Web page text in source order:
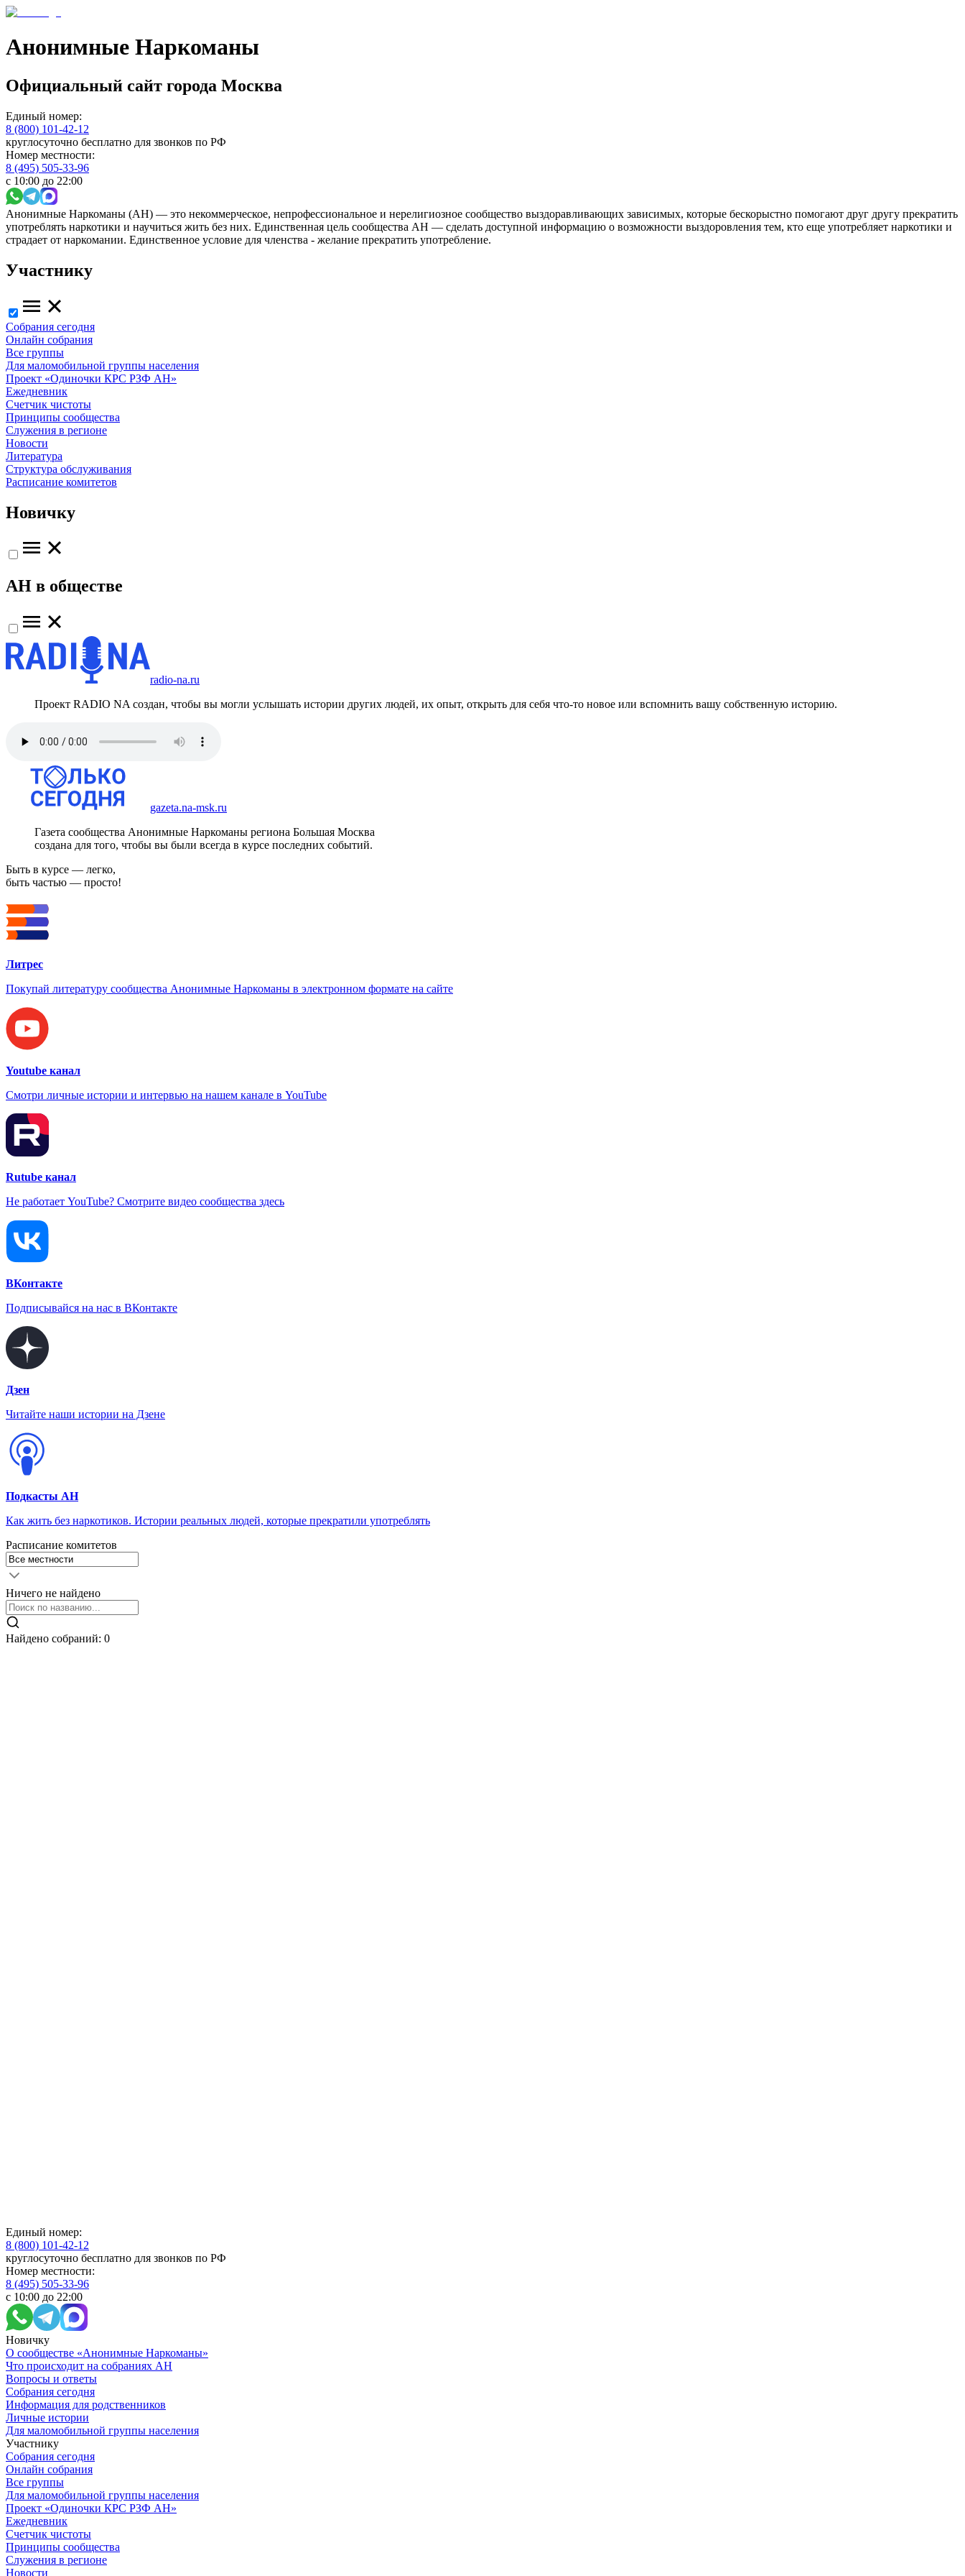
Анонимные Наркоманы
Официальный сайт города Москва
Единый номер:
8 (800) 101-42-12
круглосуточно бесплатно для звонков по РФ
Номер местности:
8 (495) 505-33-96
с 10:00 до 22:00
Анонимные Наркоманы (АН) — это некоммерческое, непрофессиональное и нерелигиозное сообщество выздоравливающих зависимых, которые бескорыстно помогают друг другу прекратить
употреблять наркотики и научиться жить без них. Единственная цель сообщества АН — сделать доступной информацию о возможности выздоровления тем, кто еще употребляет наркотики и
страдает от наркомании. Единственное условие для членства - желание прекратить употребление.
Участнику
Собрания сегодня
Онлайн собрания
Все группы
Для маломобильной группы населения
Проект «Одиночки КРС РЗФ АН»
Ежедневник
Счетчик чистоты
Принципы сообщества
Служения в регионе
Новости
Литература
Структура обслуживания
Расписание комитетов
Новичку
АН в обществе
radio-na.ru
Проект RADIO NA создан, чтобы вы могли услышать истории других людей, их опыт, открыть для себя что-то новое или вспомнить вашу собственную историю.
gazeta.na-msk.ru
Газета сообщества Анонимные Наркоманы региона Большая Москва
создана для того, чтобы вы были всегда в курсе последних событий.
Быть в курсе — легко,
быть частью — просто!
Литрес
Покупай литературу сообщества Анонимные Наркоманы в электронном формате на сайте
Youtube канал
Смотри личные истории и интервью на нашем канале в YouTube
Rutube канал
Не работает YouTube? Смотрите видео сообщества здесь
ВКонтакте
Подписывайся на нас в ВКонтакте
Дзен
Читайте наши истории на Дзене
Подкасты АН
Как жить без наркотиков. Истории реальных людей, которые прекратили употреблять
Расписание комитетов
Ничего не найдено
Найдено собраний: 0
Единый номер:
8 (800) 101-42-12
круглосуточно бесплатно для звонков по РФ
Номер местности:
8 (495) 505-33-96
с 10:00 до 22:00
Новичку
О сообществе «Анонимные Наркоманы»
Что происходит на собраниях АН
Вопросы и ответы
Собрания сегодня
Информация для родственников
Личные истории
Для маломобильной группы населения
Участнику
Собрания сегодня
Онлайн собрания
Все группы
Для маломобильной группы населения
Проект «Одиночки КРС РЗФ АН»
Ежедневник
Счетчик чистоты
Принципы сообщества
Служения в регионе
Новости